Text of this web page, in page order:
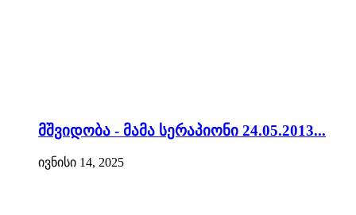
მშვიდობა - მამა სერაპიონი 24.05.2013...
ივნისი 14, 2025